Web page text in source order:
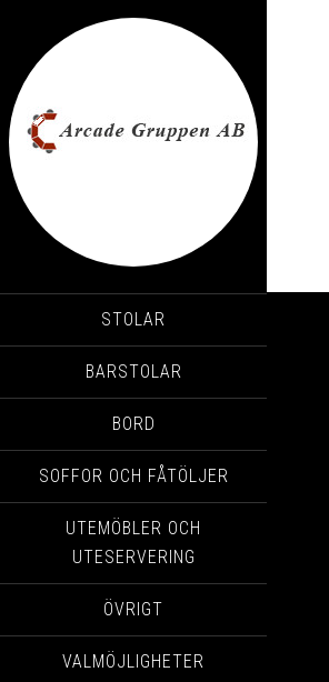
STOLAR
BARSTOLAR
BORD
SOFFOR OCH FÅTÖLJER
UTEMÖBLER OCH
UTESERVERING
ÖVRIGT
VALMÖJLIGHETER